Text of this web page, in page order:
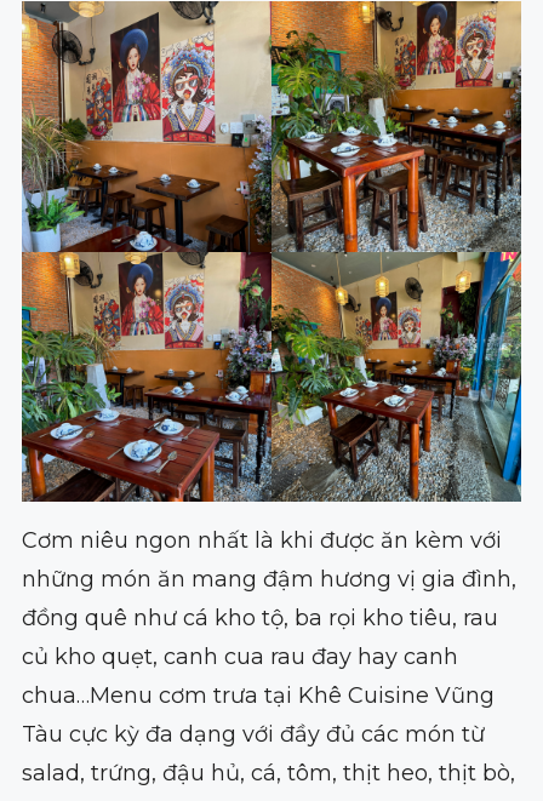
Cơm niêu ngon nhất là khi được ăn kèm với
những món ăn mang đậm hương vị gia đình,
đồng quê như cá kho tộ, ba rọi kho tiêu, rau
củ kho quẹt, canh cua rau đay hay canh
chua…Menu cơm trưa tại Khê Cuisine Vũng
Tàu cực kỳ đa dạng với đầy đủ các món từ
salad, trứng, đậu hủ, cá, tôm, thịt heo, thịt bò,